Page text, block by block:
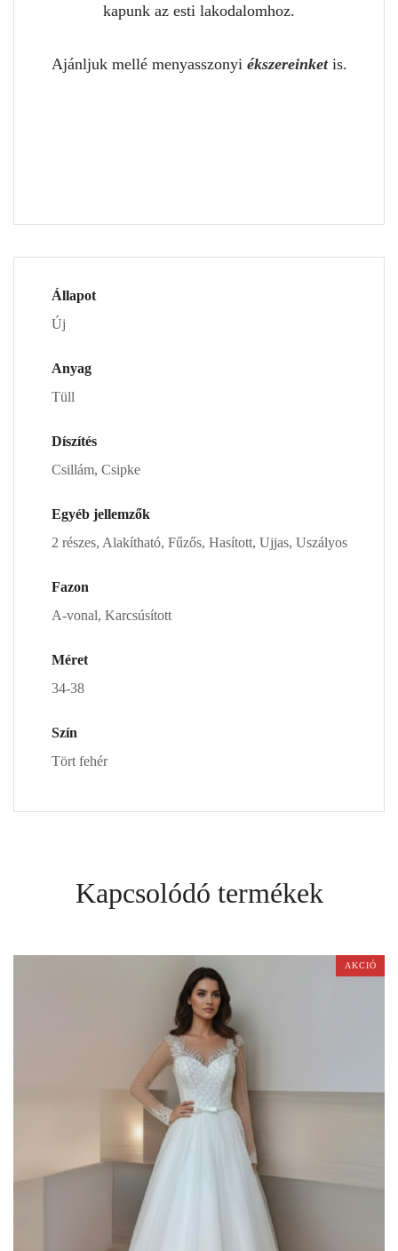
kapunk az esti lakodalomhoz.
Ajánljuk mellé menyasszonyi ékszereinket is.
Állapot
Új
Anyag
Tüll
Díszítés
Csillám, Csipke
Egyéb jellemzők
2 részes, Alakítható, Fűzős, Hasított, Ujjas, Uszályos
Fazon
A-vonal, Karcsúsított
Méret
34-38
Szín
Tört fehér
Kapcsolódó termékek
AKCIÓ